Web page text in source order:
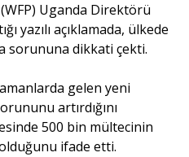
Uganda Direktörü
yazılı açıklamada, ülkede
sorununa dikkati çekti.
gelen yeni
artırdığını
500 bin mültecinin
ifade etti.